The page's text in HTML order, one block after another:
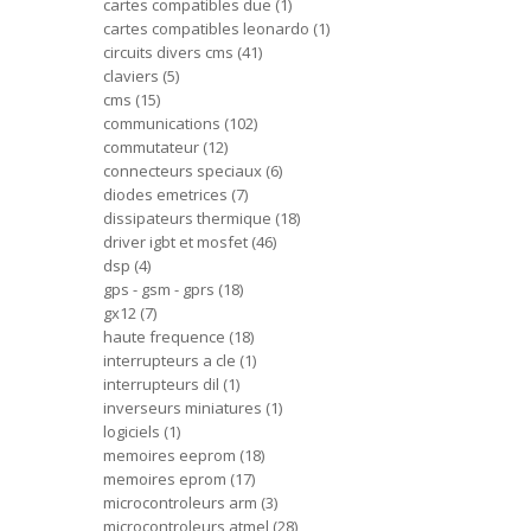
cartes compatibles due 1
cartes compatibles leonardo 1
circuits divers cms 41
claviers 5
cms 15
communications 102
commutateur 12
connecteurs speciaux 6
diodes emetrices 7
dissipateurs thermique 18
driver igbt et mosfet 46
dsp 4
gps - gsm - gprs 18
gx12 7
haute frequence 18
interrupteurs a cle 1
interrupteurs dil 1
inverseurs miniatures 1
logiciels 1
memoires eeprom 18
memoires eprom 17
microcontroleurs arm 3
microcontroleurs atmel 28